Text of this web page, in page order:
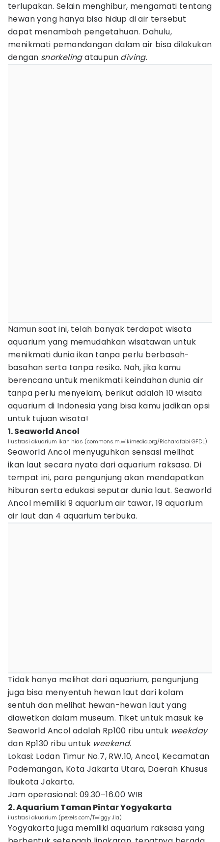
terlupakan. Selain menghibur, mengamati tentang
hewan yang hanya bisa hidup di air tersebut
dapat menambah pengetahuan. Dahulu,
menikmati pemandangan dalam air bisa dilakukan
dengan snorkelingataupun diving.
Namun saat ini, telah banyak terdapat wisata
aquarium yang memudahkan wisatawan untuk
menikmati dunia ikan tanpa perlu berbasah-
basahan serta tanpa resiko. Nah, jika kamu
berencana untuk menikmati keindahan dunia air
tanpa perlu menyelam, berikut adalah 10 wisata
aquarium di Indonesia yang bisa kamu jadikan opsi
untuk tujuan wisata!
1. Seaworld Ancol
Ilustrasi akuarium ikan hias (commons.m.wikimedia.org/Richardfabi GFDL)
Seaworld Ancol menyuguhkan sensasi melihat
ikan laut secara nyata dari aquarium raksasa. Di
tempat ini, para pengunjung akan mendapatkan
hiburan serta edukasi seputar dunia laut. Seaworld
Ancol memiliki 9 aquarium air tawar, 19 aquarium
air laut dan 4 aquarium terbuka.
Tidak hanya melihat dari aquarium, pengunjung
juga bisa menyentuh hewan laut dari kolam
sentuh dan melihat hewan-hewan laut yang
diawetkan dalam museum. Tiket untuk masuk ke
Seaworld Ancol adalah Rp100 ribu untuk weekday
dan Rp130 ribu untuk weekend.
Lokasi: Lodan Timur No.7, RW.10, Ancol, Kecamatan
Pademangan, Kota Jakarta Utara, Daerah Khusus
Ibukota Jakarta.
Jam operasional: 09.30–16.00 WIB
2. Aquarium Taman Pintar Yogyakarta
ilustrasi akuarium (pexels.com/Twiggy Jia)
Yogyakarta juga memiliki aquarium raksasa yang